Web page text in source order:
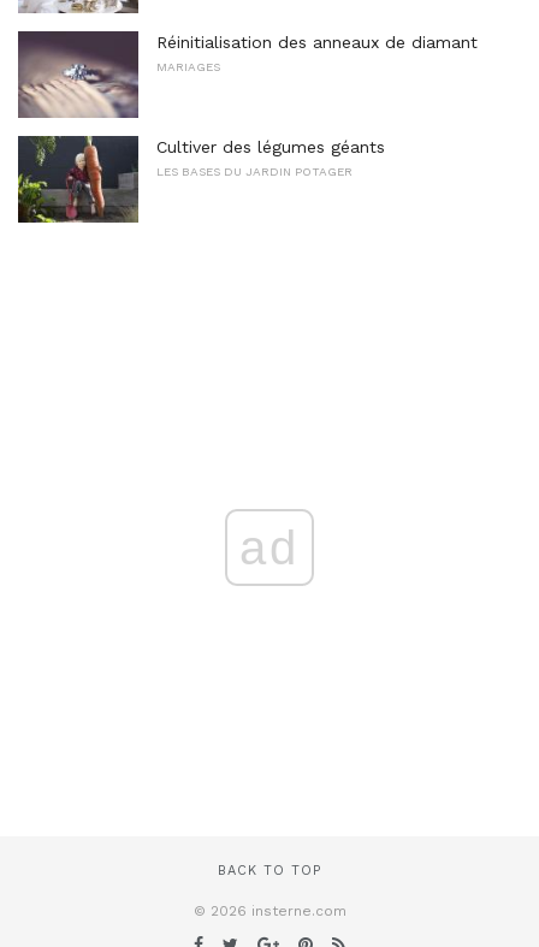
Réinitialisation des anneaux de diamant
MARIAGES
Cultiver des légumes géants
LES BASES DU JARDIN POTAGER
ad
BACK TO TOP
© 2026 insterne.com